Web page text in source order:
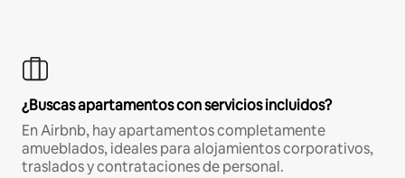
¿Buscas apartamentos con servicios incluidos?
En Airbnb, hay apartamentos completamente
amueblados, ideales para alojamientos corporativos,
traslados y contrataciones de personal.